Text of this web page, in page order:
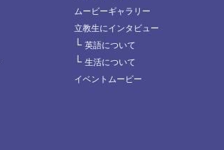
ムービーギャラリー
立教生にインタビュー
└ 英語について
└ 生活について
イベントムービー